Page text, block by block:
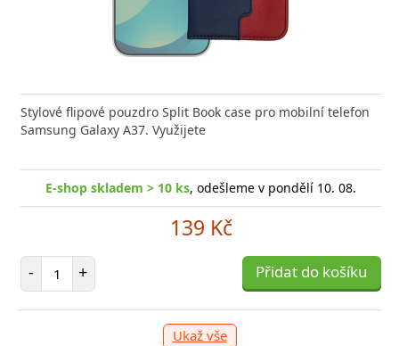
Stylové flipové pouzdro Split Book case pro mobilní telefon
Samsung Galaxy A37. Využijete
E-shop skladem > 10 ks, odešleme v pondělí 10. 08.
139 Kč
- Počet položek
+ Přidat do košíku
Ukaž vše